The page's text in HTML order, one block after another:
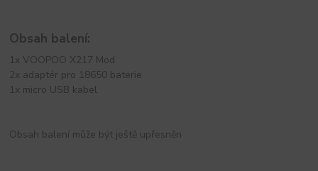
Obsah balení:
1x VOOPOO X217 Mod
2x adaptér pro 18650 baterie
1x micro USB kabel
Obsah balení může být ještě upřesněn